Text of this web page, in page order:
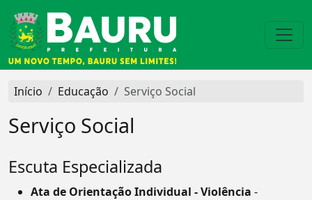
Início Educação Serviço Social
Serviço Social
Escuta Especializada
Ata de Orientação Individual - Violência -